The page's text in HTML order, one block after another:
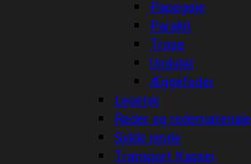
Papegøje
Parakit
Trope
Undulat
Æggefoder
Legetøj
Reder og redemateriale
Sidde pinde
Transport Kasser